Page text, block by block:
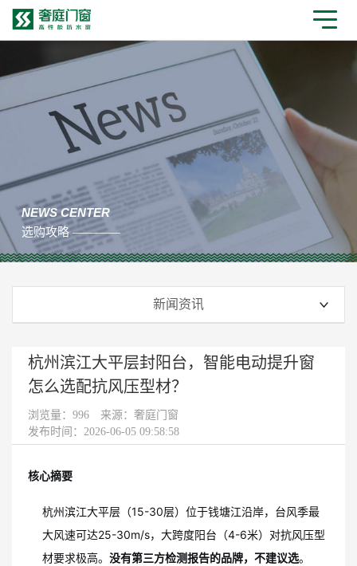
NEWS CENTER
选购攻略 ————
新闻资讯
杭州滨江大平层封阳台，智能电动提升窗
怎么选配抗风压型材？
浏览量： 996
来源：奢庭门窗
发布时间：2026-06-05 09:58:58
核心摘要
杭州滨江大平层（15-30层）位于钱塘江沿岸，台风季最
大风速可达25-30m/s，大跨度阳台（4-6米）对抗风压型
材要求极高。 没有第三方检测报告的品牌，不建议选。